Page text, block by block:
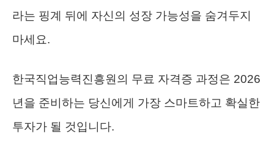
라는 핑계 뒤에 자신의 성장 가능성을 숨겨두지
마세요.
한국직업능력진흥원의 무료 자격증 과정은 2026
년을 준비하는 당신에게 가장 스마트하고 확실한
투자가 될 것입니다.